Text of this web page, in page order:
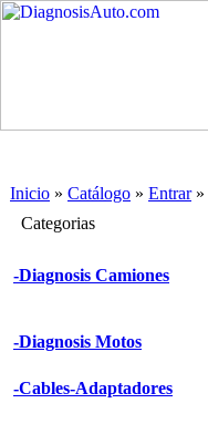
Inicio » Catálogo » Entrar»
Categorias
-Diagnosis Camiones
-Diagnosis Motos
-Cables-Adaptadores